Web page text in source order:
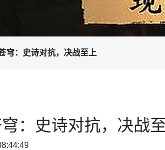
穹：史诗对抗，决战至上
：史诗对抗，决战